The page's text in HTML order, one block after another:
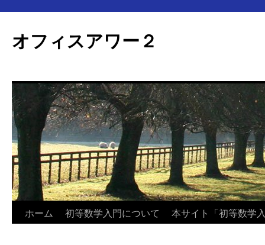
オフィスアワー２
ホーム 初等数学入門について 本サイト「初等数学